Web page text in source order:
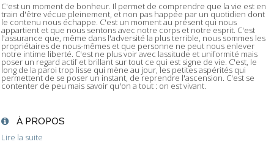
C'est un moment de bonheur. Il permet de comprendre que la vie est en
train d'être vécue pleinement, et non pas happée par un quotidien dont
le contenu nous échappe. C'est un moment au présent qui nous
appartient et que nous sentons avec notre corps et notre esprit. C'est
l'assurance que, même dans l'adversité la plus terrible, nous sommes les
propriétaires de nous-mêmes et que personne ne peut nous enlever
notre intime liberté. C'est ne plus voir avec lassitude et uniformité mais
poser un regard actif et brillant sur tout ce qui est signe de vie. C'est, le
long de la paroi trop lisse qui mène au jour, les petites aspérités qui
permettent de se poser un instant, de reprendre l'ascension. C'est se
contenter de peu mais savoir qu'on a tout : on est vivant.
À PROPOS
Lire la suite